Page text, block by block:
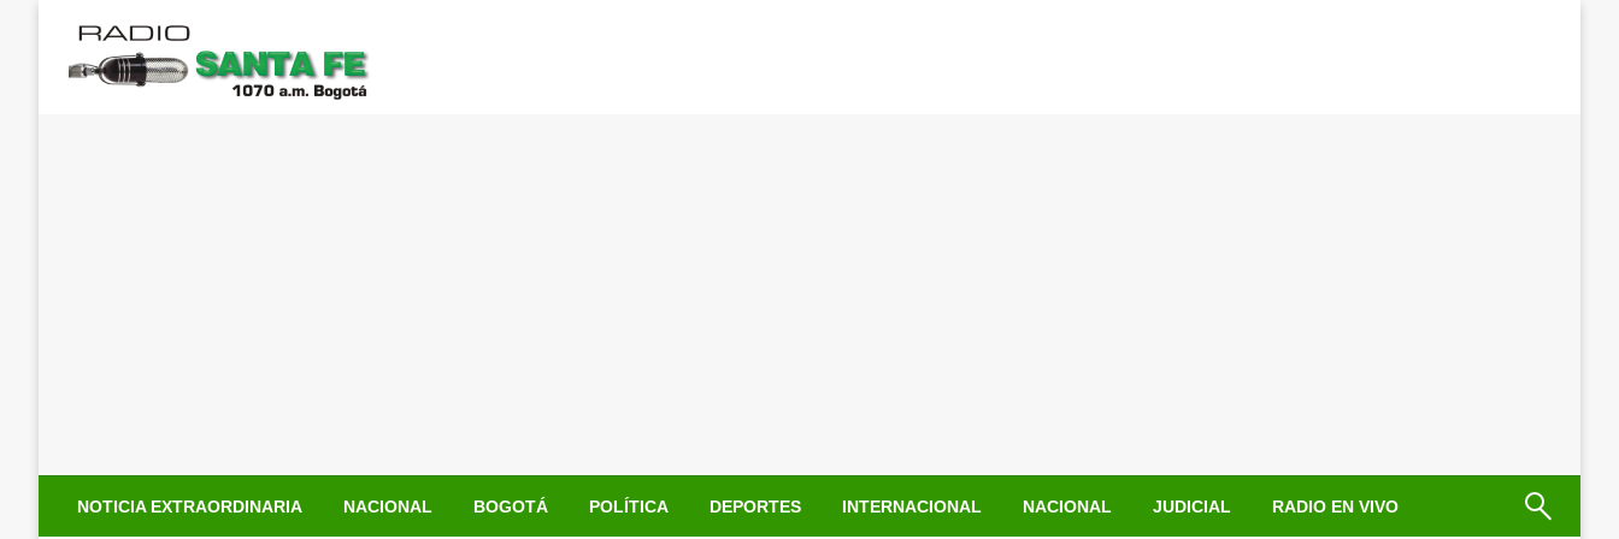
contenido
NOTICIA EXTRAORDINARIA NACIONAL BOGOTÁ POLÍTICA DEPORTES INTERNACIONAL NACIONAL JUDICIAL RADIO EN VIVO